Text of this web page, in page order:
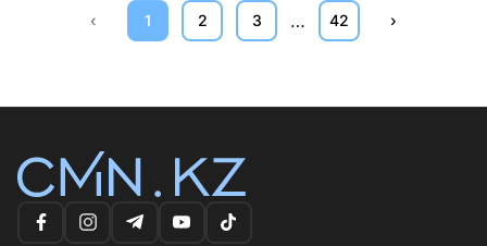
‹ 1 2 3 … 42 ›